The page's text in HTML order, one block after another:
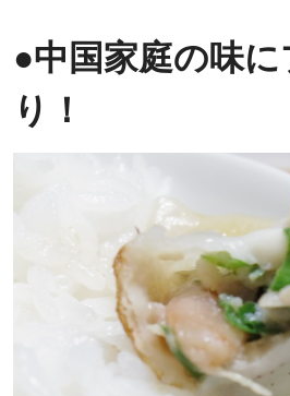
●中国家庭の味
り！